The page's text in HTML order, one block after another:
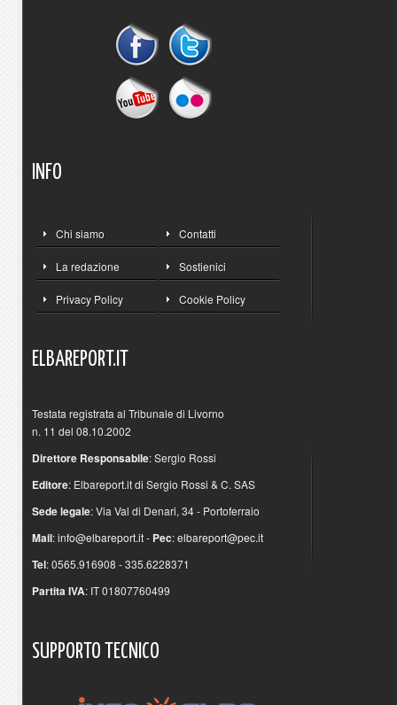
INFO
Chi siamo Contatti
La redazione Sostienici
Privacy Policy Cookie Policy
ELBAREPORT.IT
Testata registrata al Tribunale di Livorno
n. 11 del 08.10.2002
Direttore Responsabile: Sergio Rossi
Editore: Elbareport.it di Sergio Rossi & C. SAS
Sede legale: Via Val di Denari, 34 - Portoferraio
Mail:info@elbareport.it- Pec:elbareport@pec.it
Tel: 0565.916908 - 335.6228371
Partita IVA: IT 01807760499
SUPPORTO TECNICO